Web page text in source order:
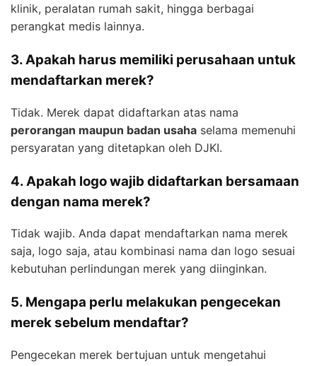
klinik, peralatan rumah sakit, hingga berbagai
perangkat medis lainnya.
3. Apakah harus memiliki perusahaan untuk
mendaftarkan merek?
Tidak. Merek dapat didaftarkan atas nama
perorangan maupun badan usaha selama memenuhi
persyaratan yang ditetapkan oleh DJKI.
4. Apakah logo wajib didaftarkan bersamaan
dengan nama merek?
Tidak wajib. Anda dapat mendaftarkan nama merek
saja, logo saja, atau kombinasi nama dan logo sesuai
kebutuhan perlindungan merek yang diinginkan.
5. Mengapa perlu melakukan pengecekan
merek sebelum mendaftar?
Pengecekan merek bertujuan untuk mengetahui